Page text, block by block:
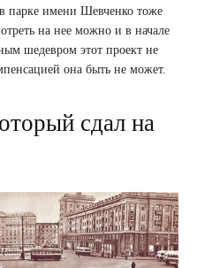
парке имени Шевченко тоже
на нее можно и в начале
шедевром этот проект не
она быть не может.
сдал на